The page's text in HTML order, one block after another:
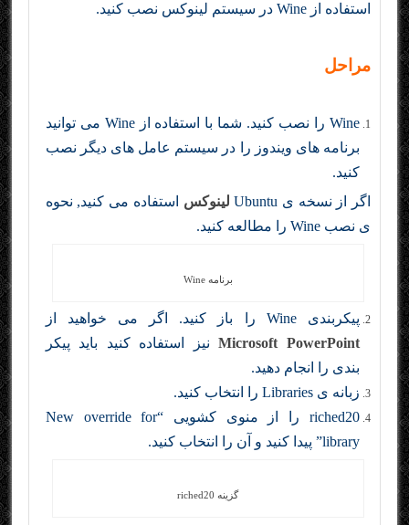
استفاده از Wine در سیستم لینوکس نصب کنید.
مراحل
Wine را نصب کنید. شما با استفاده از Wine می توانید
برنامه های ویندوز را در سیستم عامل های دیگر نصب
کنید.
اگر از نسخه ی Ubuntu
لینوکس استفاده می کنید, نحوه
ی نصب Wine را مطالعه کنید.
برنامه Wine
پیکربندی Wine را باز کنید. اگر می خواهید از
Microsoft PowerPointنیز استفاده کنید باید پیکر
بندی را انجام دهید.
زبانه ی Libraries را انتخاب کنید.
riched20 را از منوی کشویی “New override for
library” پیدا کنید و آن را انتخاب کنید.
گزینه riched20